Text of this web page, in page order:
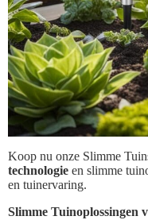
Koop nu onze Slimme
technologie en slimme
en tuinervaring.
Slimme Tuinoplossingen